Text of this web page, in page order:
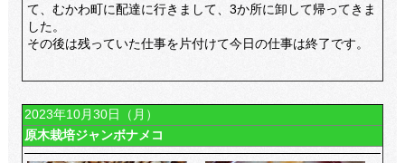
て、むかわ町に配達に行きまして、3か所に卸して帰ってきま
した。
その後は残っていた仕事を片付けて今日の仕事は終了です。
2023年10月30日（月）
原木栽培ジャンボナメコ